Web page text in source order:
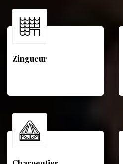
Zingueur